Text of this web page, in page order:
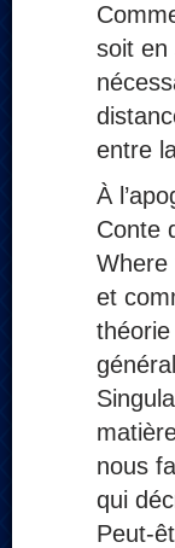
soit en
entre
À
Conte
Where
et
nous
qui
Peut-